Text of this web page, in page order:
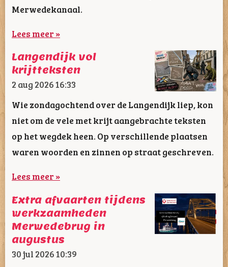
Merwedekanaal.
Lees meer »
Langendijk vol
krijtteksten
2 aug 202616:33
Wie zondagochtend over de Langendijk liep, kon
niet om de vele met krijt aangebrachte teksten
op het wegdek heen. Op verschillende plaatsen
waren woorden en zinnen op straat geschreven.
Lees meer »
Extra afvaarten tijdens
werkzaamheden
Merwedebrug in
augustus
30 jul 202610:39